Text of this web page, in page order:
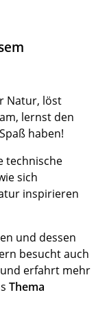
Natur, löst
lernst den
haben!
technische
sich
inspirieren
und dessen
besucht auch
erfahrt mehr
Thema